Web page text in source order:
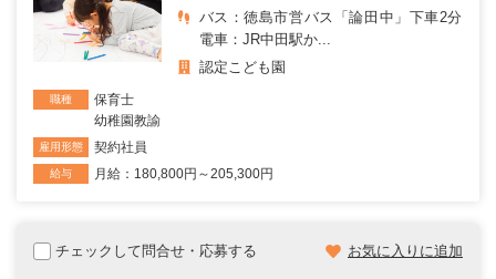
バス：徳島市営バス「論田中」下車2分
電車：JR中田駅か...
認定こども園
職種
保育士
幼稚園教諭
雇用形態 契約社員
給与 月給：180,800円～205,300円
チェックして問合せ・応募する お気に入りに追加